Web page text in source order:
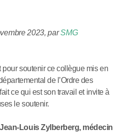
2023,parSMG
pour soutenir ce collègue mis en
de l’Ordre des
ce qui est son travail et invite à
le soutenir.
Jean-Louis Zylberberg, médecin